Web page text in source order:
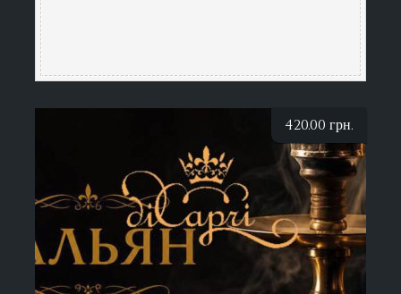
420.00 грн.